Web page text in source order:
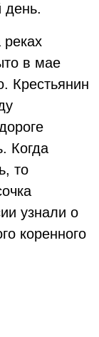
день.
в мае
Крестьянин
Когда
то
узнали о
коренного